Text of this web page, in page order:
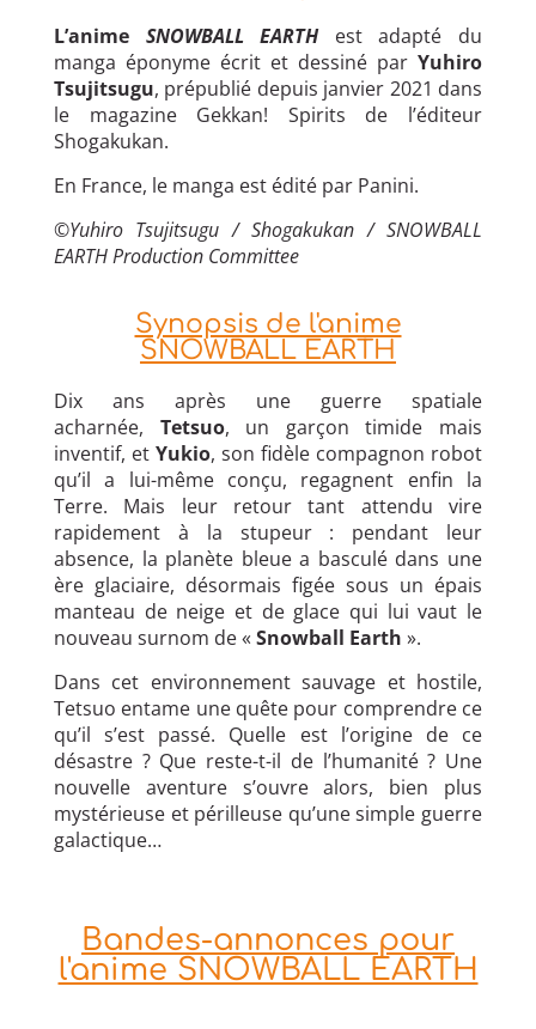
L’anime SNOWBALL EARTHest adapté du
manga éponyme écrit et dessiné par Yuhiro
Tsujitsugu, prépublié depuis janvier 2021 dans
le magazine Gekkan! Spirits de l’éditeur
Shogakukan.
En France, le manga est édité par Panini.
©Yuhiro Tsujitsugu / Shogakukan / SNOWBALL
EARTH Production Committee
Synopsis de l'anime
SNOWBALL EARTH
Dix ans après une guerre spatiale
acharnée, Tetsuo, un garçon timide mais
inventif, et Yukio, son fidèle compagnon robot
qu’il a lui-même conçu, regagnent enfin la
Terre. Mais leur retour tant attendu vire
rapidement à la stupeur : pendant leur
absence, la planète bleue a basculé dans une
ère glaciaire, désormais figée sous un épais
manteau de neige et de glace qui lui vaut le
nouveau surnom de «Snowball Earth ».
Dans cet environnement sauvage et hostile,
Tetsuo entame une quête pour comprendre ce
qu’il s’est passé. Quelle est l’origine de ce
désastre ? Que reste-t-il de l’humanité ? Une
nouvelle aventure s’ouvre alors, bien plus
mystérieuse et périlleuse qu’une simple guerre
galactique…
Bandes-annonces pour
l'anime SNOWBALL EARTH